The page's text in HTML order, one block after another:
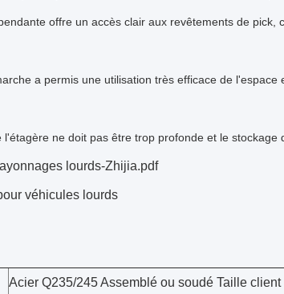
offre un accès clair aux revêtements de pick,
a permis une utilisation très efficace de
ne doit pas être trop profonde et le stockage
lourds-Zhijia.pdf
véhicules lourds
Acier Q235/245 Assemblé ou soudé Taille client